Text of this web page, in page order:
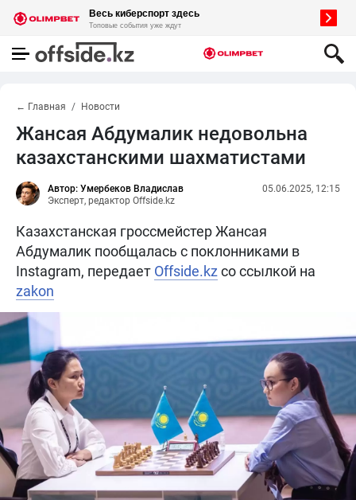
← Главная Новости
Жансая Абдумалик недовольна
казахстанскими шахматистами
Автор: Умербеков Владислав
Эксперт, редактор Offside.kz
05.06.2025, 12:15
Казахстанская гроссмейстер Жансая
Абдумалик пообщалась с поклонниками в
Instagram, передает Offside.kz со ссылкой на
zakon